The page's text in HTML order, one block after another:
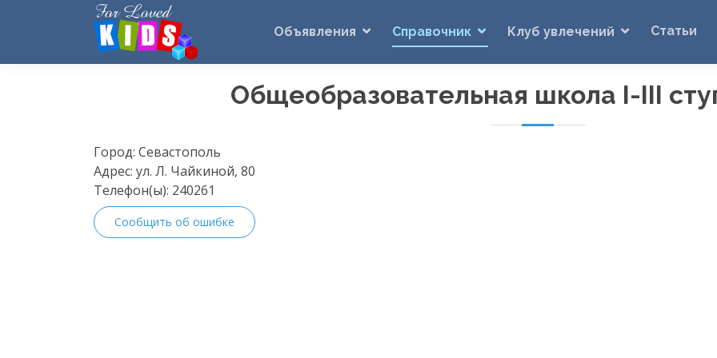
Объявления Справочник Клуб увлечений Статьи
Общеобразовательная школа I-III
Город: Севастополь
Адрес: ул. Л. Чайкиной, 80
Телефон(ы): 240261
Сообщить об ошибке